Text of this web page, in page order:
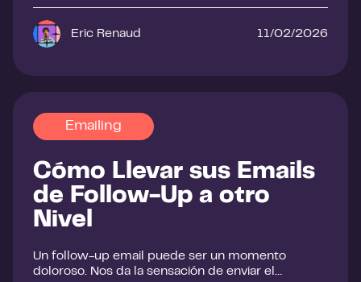
Eric Renaud 11/02/2026
Emailing
Cómo Llevar sus Emails
de Follow-Up a otro
Nivel
Un follow-up email puede ser un momento
doloroso. Nos da la sensación de enviar el…